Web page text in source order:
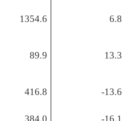
1354.6 6.8
89.9 13.3
416.8 -13.6
384.0 -16.1